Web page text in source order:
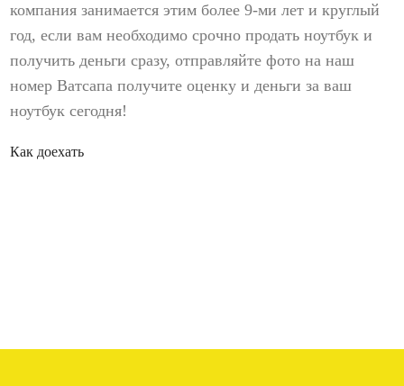
компания занимается этим более 9-ми лет и круглый
год, если вам необходимо срочно продать ноутбук и
получить деньги сразу, отправляйте фото на наш
номер Ватсапа получите оценку и деньги за ваш
ноутбук сегодня!
Как доехать